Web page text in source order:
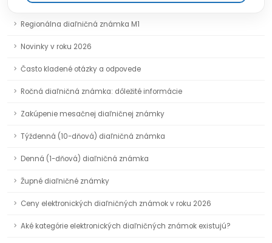
Regionálna diaľničná známka M1
Novinky v roku 2026
Často kladené otázky a odpovede
Ročná diaľničná známka: dôležité informácie
Zakúpenie mesačnej diaľničnej známky
Týždenná (10-dňová) diaľničná známka
Denná (1-dňová) diaľničná známka
Župné diaľničné známky
Ceny elektronických diaľničných známok v roku 2026
Aké kategórie elektronických diaľničných známok existujú?